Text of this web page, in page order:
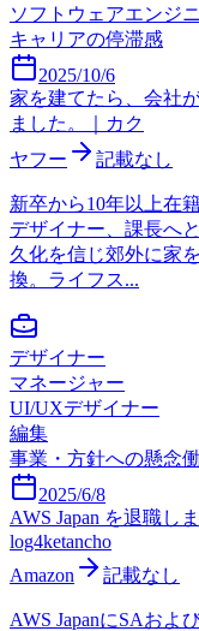
ソフトウェアエンジ
キャリアの停滞感
2025/10/6
家を建てたら、会社
ました。｜カク
ヤフー
記載なし
新卒から10年以上在
デザイナー、課長へ
久化を信じ郊外に家
換。ライフス...
デザイナー
マネージャー
UI/UXデザイナー
編集
事業・方針への懸念
2025/6/8
AWS Japan を退職し
log4ketancho
Amazon
記載なし
AWS JapanにSAおよ